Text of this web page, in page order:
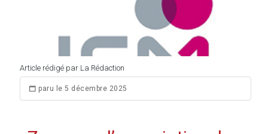
Article rédigé par La Rédaction
paru le 5 décembre 2025